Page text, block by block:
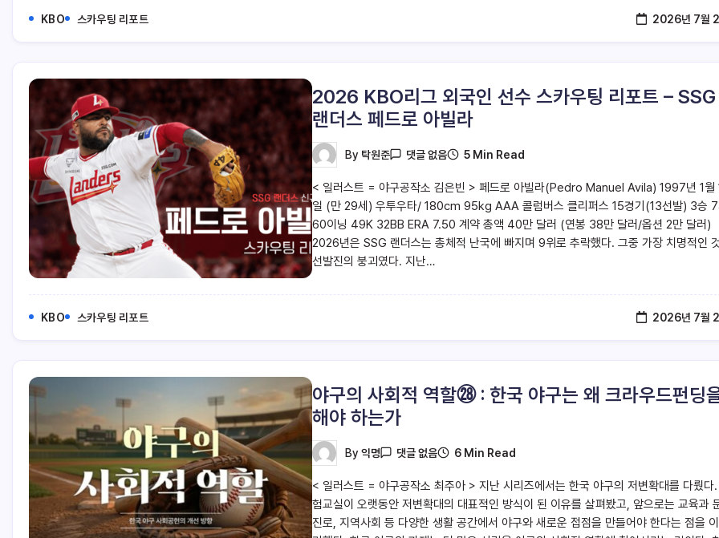
KBO 스카우팅 리포트 2026년 7월
2026 KBO리그 외국인 선수 스카우팅 리포트 – SSG
랜더스 페드로 아빌라
By 탁원준 댓글 없음 5 Min Read
< 일러스트 = 야구공작소 김은빈 > 페드로 아빌라(Pedro Manuel Avila) 1997년 1월
일 (만 29세) 우투우타/ 180cm 95kg AAA 콜럼버스 클리퍼스 15경기(13선발) 3승 7
60이닝 49K 32BB ERA 7.50 계약 총액 40만 달러 (연봉 38만 달러/옵션 2만 달러)
2026년은 SSG 랜더스는 총체적 난국에 빠지며 9위로 추락했다. 그중 가장 치명적인
선발진의 붕괴였다. 지난…
KBO 스카우팅 리포트 2026년 7월
야구의 사회적 역할㉘ : 한국 야구는 왜 크라우드펀딩
해야 하는가
By 익명 댓글 없음 6 Min Read
< 일러스트 = 야구공작소 최주아 > 지난 시리즈에서는 한국 야구의 저변확대를 다뤘다.
험교실이 오랫동안 저변확대의 대표적인 방식이 된 이유를 살펴봤고, 앞으로는 교육과
진로, 지역사회 등 다양한 생활 공간에서 야구와 새로운 접점을 만들어야 한다는 점을